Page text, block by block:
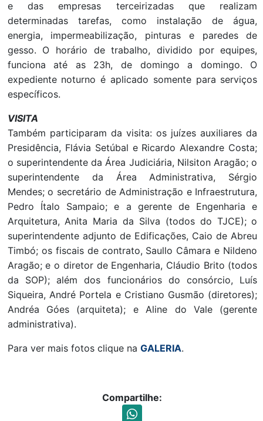
e das empresas terceirizadas que realizam
determinadas tarefas, como instalação de água,
energia, impermeabilização, pinturas e paredes de
gesso. O horário de trabalho, dividido por equipes,
funciona até as 23h, de domingo a domingo. O
expediente noturno é aplicado somente para serviços
específicos.
VISITA
Também participaram da visita: os juízes auxiliares da
Presidência, Flávia Setúbal e Ricardo Alexandre Costa;
o superintendente da Área Judiciária, Nilsiton Aragão; o
superintendente da Área Administrativa, Sérgio
Mendes; o secretário de Administração e Infraestrutura,
Pedro Ítalo Sampaio; e a gerente de Engenharia e
Arquitetura, Anita Maria da Silva (todos do TJCE); o
superintendente adjunto de Edificações, Caio de Abreu
Timbó; os fiscais de contrato, Saullo Câmara e Nildeno
Aragão; e o diretor de Engenharia, Cláudio Brito (todos
da SOP); além dos funcionários do consórcio, Luís
Siqueira, André Portela e Cristiano Gusmão (diretores);
Andréa Góes (arquiteta); e Aline do Vale (gerente
administrativa).
Para ver mais fotos clique na GALERIA.
Compartilhe: